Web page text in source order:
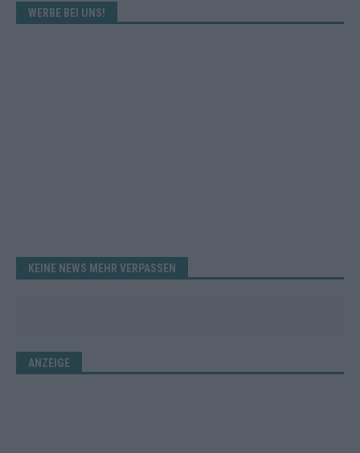
WERBE BEI UNS!
KEINE NEWS MEHR VERPASSEN
ANZEIGE